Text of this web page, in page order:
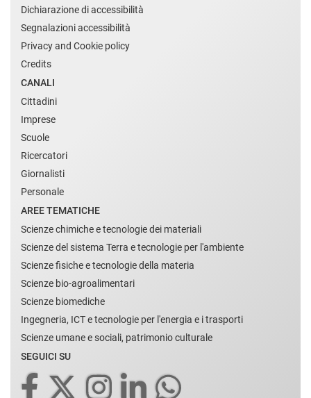
Dichiarazione di accessibilità
Segnalazioni accessibilità
Privacy and Cookie policy
Credits
CANALI
Cittadini
Imprese
Scuole
Ricercatori
Giornalisti
Personale
AREE TEMATICHE
Scienze chimiche e tecnologie dei materiali
Scienze del sistema Terra e tecnologie per l'ambiente
Scienze fisiche e tecnologie della materia
Scienze bio-agroalimentari
Scienze biomediche
Ingegneria, ICT e tecnologie per l'energia e i trasporti
Scienze umane e sociali, patrimonio culturale
SEGUICI SU